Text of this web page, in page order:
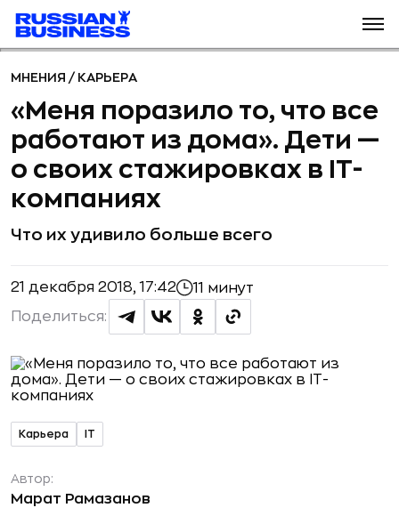
МНЕНИЯ / КАРЬЕРА
«Меня поразило то, что все
работают из дома». Дети —
о своих стажировках в IT-
компаниях
Что их удивило больше всего
21 декабря 2018, 17:42 11 минут
Поделиться:
Карьера IT
Автор:
Марат Рамазанов